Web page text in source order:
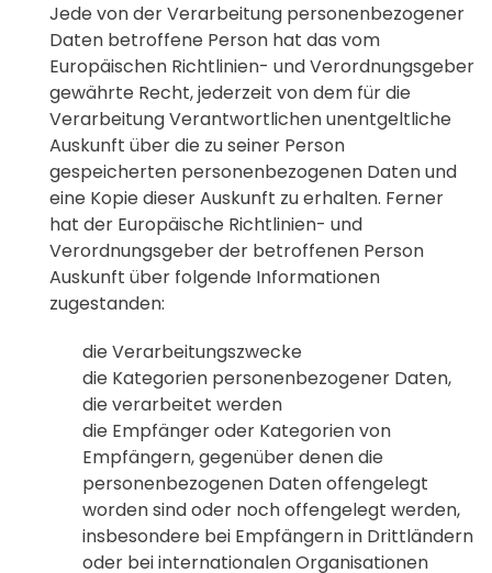
Jede von der Verarbeitung personenbezogener
Daten betroffene Person hat das vom
Europäischen Richtlinien- und Verordnungsgeber
gewährte Recht, jederzeit von dem für die
Verarbeitung Verantwortlichen unentgeltliche
Auskunft über die zu seiner Person
gespeicherten personenbezogenen Daten und
eine Kopie dieser Auskunft zu erhalten. Ferner
hat der Europäische Richtlinien- und
Verordnungsgeber der betroffenen Person
Auskunft über folgende Informationen
zugestanden:
die Verarbeitungszwecke
die Kategorien personenbezogener Daten,
die verarbeitet werden
die Empfänger oder Kategorien von
Empfängern, gegenüber denen die
personenbezogenen Daten offengelegt
worden sind oder noch offengelegt werden,
insbesondere bei Empfängern in Drittländern
oder bei internationalen Organisationen